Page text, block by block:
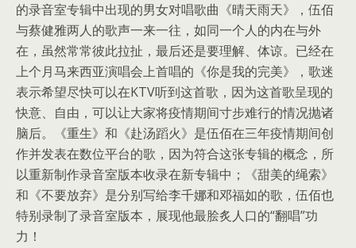
的录音室专辑中出现的男女对唱歌曲《晴天雨天》，伍佰
与蔡健雅两人的歌声一来一往，如同一个人的内在与外
在，虽然常常彼此拉扯，最后还是要理解、体谅。已经在
上个月马来西亚演唱会上首唱的《你是我的完美》，歌迷
表示希望尽快可以在KTV听到这首歌，因为这首歌呈现的
快意、自由，可以让大家将疫情期间寸步难行的情况抛诸
脑后。《重生》和《赴汤蹈火》是伍佰在三年疫情期间创
作并发表在数位平台的歌，因为符合这张专辑的概念，所
以重新制作录音室版本收录在新专辑中；《甜美的绳索》
和《不要放弃》是分别写给李千娜和邓福如的歌，伍佰也
特别录制了录音室版本，展现他最脍炙人口的“翻唱”功
力！